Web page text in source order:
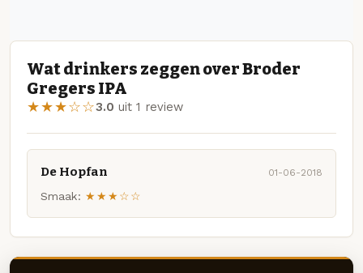
Wat drinkers zeggen over Broder
Gregers IPA
★★★☆☆3.0 uit 1 review
De Hopfan 01-06-2018
Smaak: ★★★☆☆